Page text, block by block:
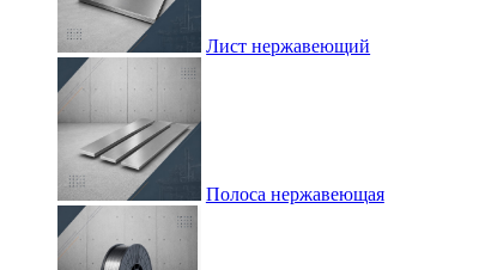
Лист нержавеющий
Полоса нержавеющая